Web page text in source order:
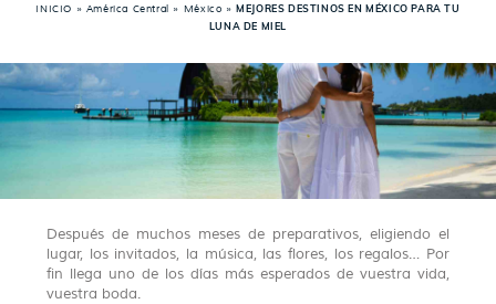
INICIO » América Central » México »MEJORES DESTINOS EN MÉXICO PARA TU
LUNA DE MIEL
Después de muchos meses de preparativos, eligiendo el
lugar, los invitados, la música, las flores, los regalos… Por
fin llega uno de los días más esperados de vuestra vida,
vuestra boda.